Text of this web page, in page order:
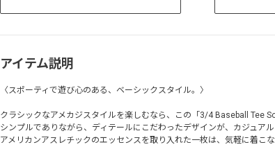
アイテム説明
〈スポーティで遊び心のある、ベーシックスタイル。〉
クラシックなアメカジスタイルを楽しむなら、この「3/4 Baseball Tee
シンプルでありながら、ディテールにこだわったデザインが、カジュアル
アメリカンアスレチックのエッセンスを取り入れた一枚は、気軽に着こな